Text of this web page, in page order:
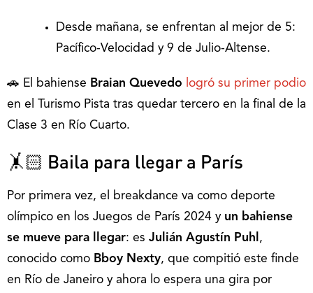
Desde mañana, se enfrentan al mejor de 5:
Pacífico-Velocidad y 9 de Julio-Altense.
🚗 El bahiense Braian Quevedo logró su primer podio
en el Turismo Pista tras quedar tercero en la final de la
Clase 3 en Río Cuarto.
🤸🏻 Baila para llegar a París
Por primera vez, el breakdance va como deporte
olímpico en los Juegos de París 2024 y un bahiense
se mueve para llegar: es Julián Agustín Puhl ,
conocido como Bboy Nexty, que compitió este finde
en Río de Janeiro y ahora lo espera una gira por